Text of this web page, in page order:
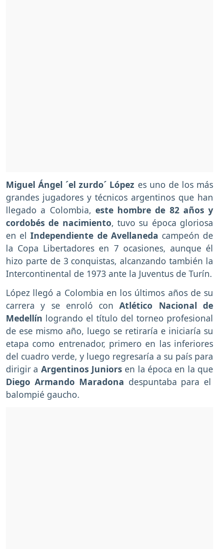
Miguel Ángel ´el zurdo´ López es uno de los más
grandes jugadores y técnicos argentinos que han
llegado a Colombia, este hombre de 82 años y
cordobés de nacimiento, tuvo su época gloriosa
en elIndependiente de Avellaneda campeón de
la Copa Libertadores en 7 ocasiones, aunque él
hizo parte de 3 conquistas, alcanzando también la
Intercontinental de 1973 ante la Juventus de Turín.
López llegó a Colombia en los últimos años de su
carrera y se enroló conAtlético Nacional de
Medellín logrando el título del torneo profesional
de ese mismo año, luego se retiraría e iniciaría su
etapa como entrenador, primero en las inferiores
del cuadro verde, y luego regresaría a su país para
dirigir a Argentinos Juniors en la época en la que
Diego Armando Maradona despuntaba para el
balompié gaucho.